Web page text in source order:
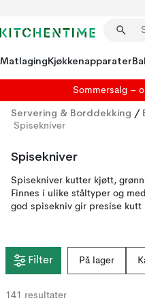
MatlagingKjøkkenapparater
Sommersalg –
Servering & Borddekking /
Spisekniver
Spisekniver
Spisekniver kutter kjøtt,
Finnes i ulike ståltyper og
god spisekniv gir presise kutt
Filter På lager
141 resultater